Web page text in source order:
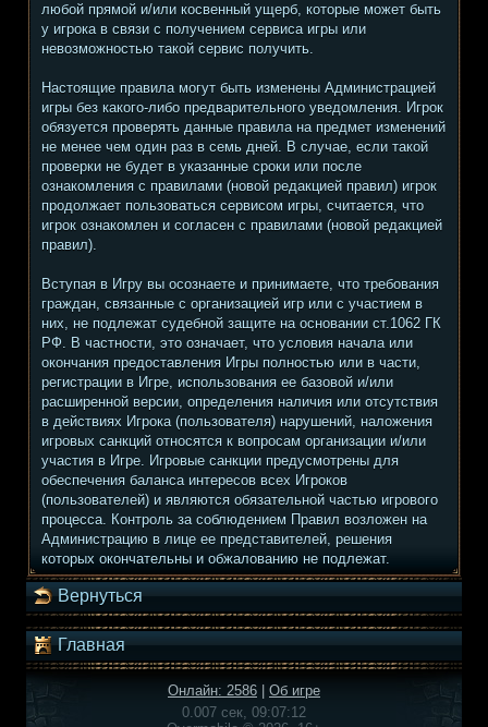
любой прямой и/или косвенный ущерб, которые может быть
у игрока в связи с получением сервиса игры или
невозможностью такой сервис получить.
Настоящие правила могут быть изменены Администрацией
игры без какого-либо предварительного уведомления. Игрок
обязуется проверять данные правила на предмет изменений
не менее чем один раз в семь дней. В случае, если такой
проверки не будет в указанные сроки или после
ознакомления с правилами (новой редакцией правил) игрок
продолжает пользоваться сервисом игры, считается, что
игрок ознакомлен и согласен с правилами (новой редакцией
правил).
Вступая в Игру вы осознаете и принимаете, что требования
граждан, связанные с организацией игр или с участием в
них, не подлежат судебной защите на основании ст.1062 ГК
РФ. В частности, это означает, что условия начала или
окончания предоставления Игры полностью или в части,
регистрации в Игре, использования ее базовой и/или
расширенной версии, определения наличия или отсутствия
в действиях Игрока (пользователя) нарушений, наложения
игровых санкций относятся к вопросам организации и/или
участия в Игре. Игровые санкции предусмотрены для
обеспечения баланса интересов всех Игроков
(пользователей) и являются обязательной частью игрового
процесса. Контроль за соблюдением Правил возложен на
Администрацию в лице ее представителей, решения
которых окончательны и обжалованию не подлежат.
Вернуться
Главная
Онлайн: 2586
Об игре
0.007 сек, 09:07:12